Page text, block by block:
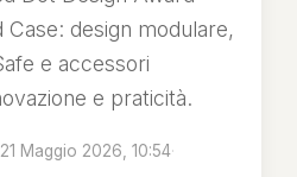
design modulare,
e accessori
e praticità.
21 Maggio 2026, 10:54·